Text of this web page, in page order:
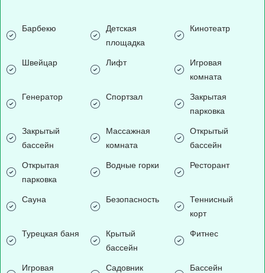
Барбекю
Детская
площадка
Кинотеатр
Швейцар Лифт
Игровая
комната
Генератор Спортзал
Закрытая
парковка
Закрытый
бассейн
Массажная
комната
Открытый
бассейн
Открытая
парковка
Водные горки Ресторант
Сауна Безопасность
Теннисный
корт
Турецкая баня
Крытый
бассейн
Фитнес
Игровая
Садовник Бассейн